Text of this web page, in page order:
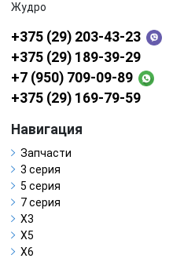
Жудро
+375 (29) 203-43-23
+375 (29) 189-39-29
+7 (950) 709-09-89
+375 (29) 169-79-59
Навигация
Запчасти
3 серия
5 серия
7 серия
X3
X5
X6